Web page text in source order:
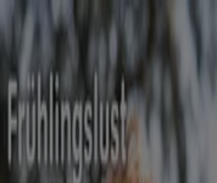
Schnäppchen SupermärkteMöbelhäuser
und Accessoires ElektromärkteDrogerien und
Parfümerie
Baumärkte und
Gartencenter
BiomärkteDiscounter Sportgeschäfte
Auto, Motorrad und
Werkstatt
Kaufhäuser Reisen und Freizeit
Hörzentren RestaurantsBücher und Schreibwaren
und Versicherungen